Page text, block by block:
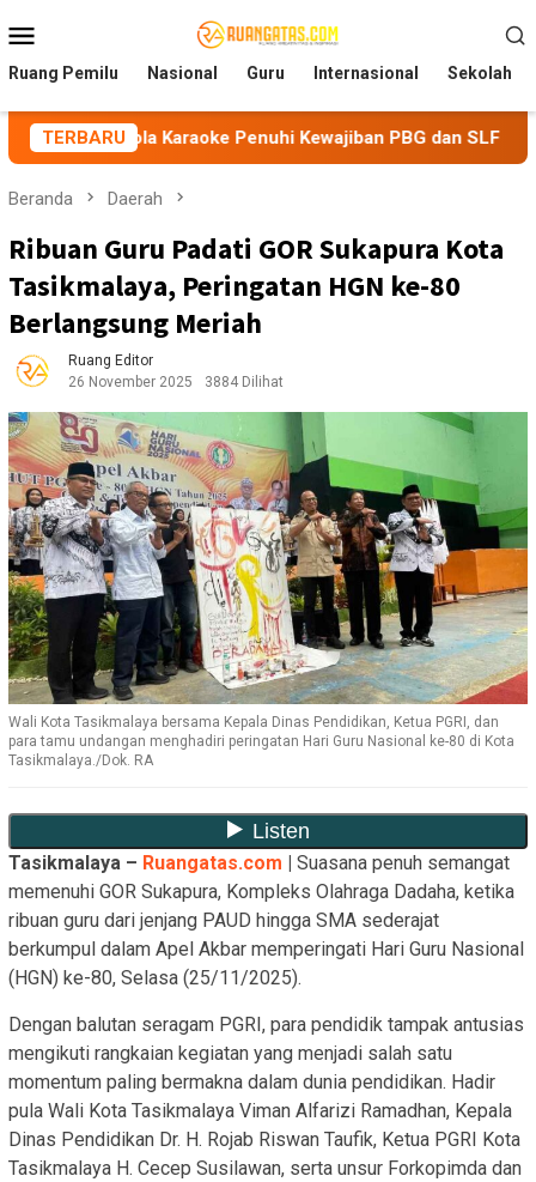
ke
kontenMobile
Ruang Pemilu Nasional Guru Internasional Sekolah
TERBARU
Karaoke Penuhi Kewajiban PBG dan SLF BEM
Beranda Daerah
Ribuan Guru Padati GOR Sukapura Kota
Tasikmalaya, Peringatan HGN ke-80
Berlangsung Meriah
Ruang Editor
26 November 2025
3884 Dilihat
Wali Kota Tasikmalaya bersama Kepala Dinas Pendidikan, Ketua PGRI, dan
para tamu undangan menghadiri peringatan Hari Guru Nasional ke-80 di Kota
Tasikmalaya./Dok. RA
Tasikmalaya – Ruangatas.com | Suasana penuh semangat
memenuhi GOR Sukapura, Kompleks Olahraga Dadaha, ketika
ribuan guru dari jenjang PAUD hingga SMA sederajat
berkumpul dalam Apel Akbar memperingati Hari Guru Nasional
(HGN) ke-80, Selasa (25/11/2025).
Dengan balutan seragam PGRI, para pendidik tampak antusias
mengikuti rangkaian kegiatan yang menjadi salah satu
momentum paling bermakna dalam dunia pendidikan. Hadir
pula Wali Kota Tasikmalaya Viman Alfarizi Ramadhan, Kepala
Dinas Pendidikan Dr. H. Rojab Riswan Taufik, Ketua PGRI Kota
Tasikmalaya H. Cecep Susilawan, serta unsur Forkopimda dan